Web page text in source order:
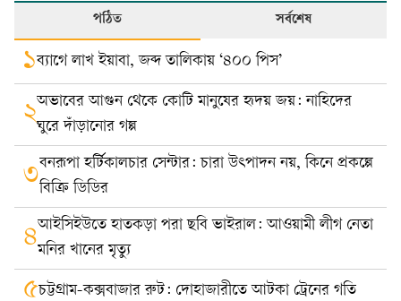
পঠিত সর্বশেষ
১ব্যাগে লাখ ইয়াবা, জব্দ তালিকায় ‘৪০০ পিস’
২অভাবের আগুন থেকে কোটি মানুষের হৃদয় জয়: নাহিদের
ঘুরে দাঁড়ানোর গল্প
৩বনরূপা হর্টিকালচার সেন্টার: চারা উৎপাদন নয়, কিনে প্রকল্পে
বিক্রি ডিডির
৪আইসিইউতে হাতকড়া পরা ছবি ভাইরাল: আওয়ামী লীগ নেতা
মনির খানের মৃত্যু
৫চট্টগ্রাম-কক্সবাজার রুট: দোহাজারীতে আটকা ট্রেনের গতি